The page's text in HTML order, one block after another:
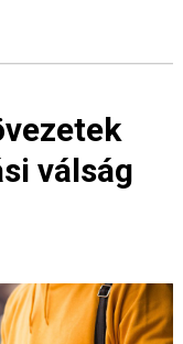
válság